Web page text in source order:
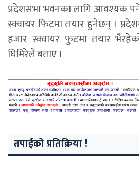
प्रदेशसभा भवनका लागि आवश्यक
स्क्वायर फिटमा तयार हुनेछन् ।
हजार स्क्वायर फुटमा तयार
घिमिरेले बताए ।
तपाईको प्रतिक्रिया !